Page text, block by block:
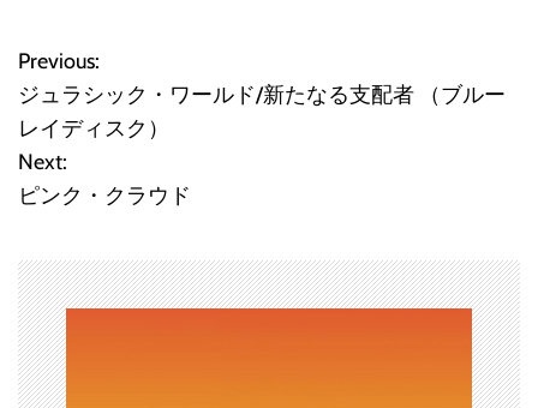
投
稿
ナ
ゲ
ー
シ
Previous:
ジュラシック・ワールド/新たなる支配者 （ブルー
レイディスク）
Next:
ピンク・クラウド